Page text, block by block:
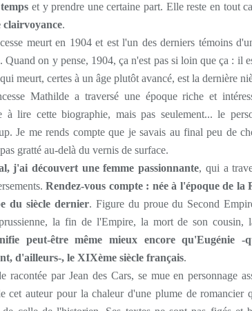
et y prendre une certaine part. Elle reste en tout
clairvoyance.
meurt en 1904 et est l'un des derniers témoins
Quand on y pense, 1904, ça n'est pas si loin que ça : il
meurt, certes à un âge plutôt avancé, est la dernière
Mathilde a traversé une époque riche et
à lire cette biographie, mais pas seulement... le
Je me rends compte que je savais au final peu de
gratté au-delà du vernis de surface.
j'ai découvert une femme passionnante, qui a
Rendez-vous compte : née à l'époque de la
du siècle dernier. Figure du proue du Second
la fin de l'Empire, la mort de son cousin,
peut-être même mieux encore qu'Eugénie -
d'ailleurs-, le XIXème siècle français.
racontée par Jean des Cars, se mue en personnage
cet auteur pour la chaleur d'une plume de romancier